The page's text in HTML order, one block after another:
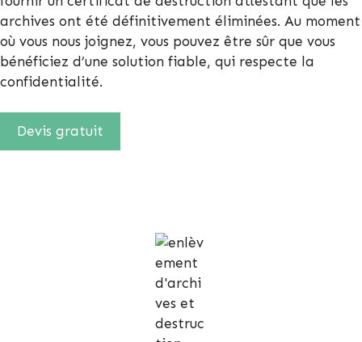
archives ont été définitivement éliminées. Au moment
où vous nous joignez, vous pouvez être sûr que vous
bénéficiez d’une solution fiable, qui respecte la
confidentialité.
Devis gratuit